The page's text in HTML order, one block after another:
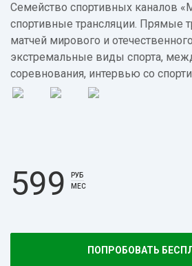
Семейство спортивных каналов
спортивные трансляции. Прямые
матчей мирового и
экстремальные виды спорта,
соревнования, интервью со
599
РУБ
МЕС
ПОПРОБОВАТЬ